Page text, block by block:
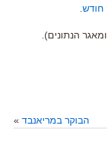
חודש
הנתונים).
הבוקר במריאנבד »